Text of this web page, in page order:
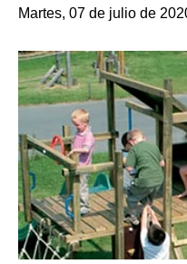
Martes, 07 de julio de